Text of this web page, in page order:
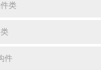
类
件